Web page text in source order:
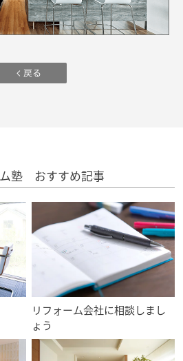
まいをご検討の方
賃貸経営
夫など、理想の住まいを叶えるリフォ
富にご用意しています。
値をデザインし、持続可能な未来志向
ン
フォーム工事ご契約者さまとミサワホ
ム塾 おすすめ記事
リフォーム会社に相談しまし
ょう